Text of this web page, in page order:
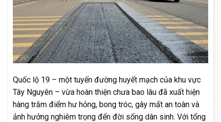
Quốc lộ 19 – một tuyến đường huyết mạch của khu vực
Tây Nguyên – vừa hoàn thiện chưa bao lâu đã xuất hiện
hàng trăm điểm hư hỏng, bong tróc, gây mất an toàn và
ảnh hưởng nghiêm trọng đến đời sống dân sinh. Với tổng